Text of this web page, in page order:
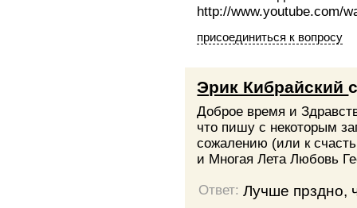
http://www.youtube.com/
присоединиться к вопросу
Эрик Кибрайский
Доброе время и
что пишу с некоторым
сожалению (или к
и Многая Лета Любовь
Ответ: Лучше прздно,